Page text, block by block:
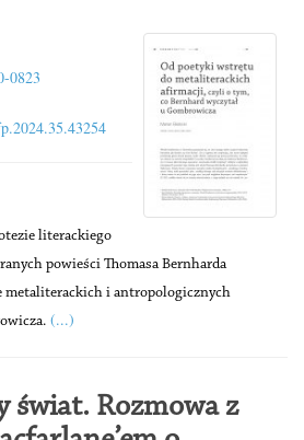
0823
literackiego
powieści Thomasa Bernharda
metaliterackich i antropologicznych
(...)
świat. Rozmowa z